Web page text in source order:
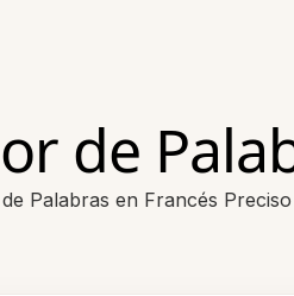
de
Palabras en Francés